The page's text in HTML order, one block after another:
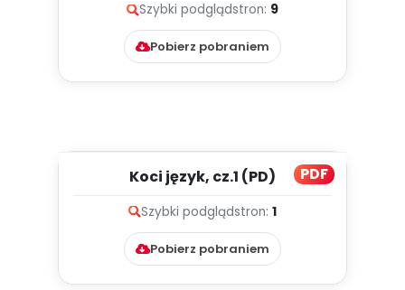
Szybki podglądstron: 9
Pobierz pobraniem
PDF
Koci język, cz.1 (PD)
Szybki podglądstron: 1
Pobierz pobraniem